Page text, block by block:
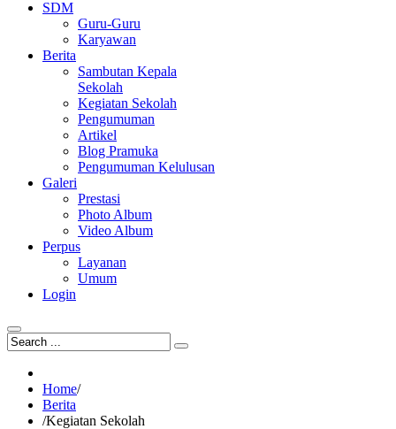
SDM
Guru-Guru
Karyawan
Berita
Sambutan Kepala
Sekolah
Kegiatan Sekolah
Pengumuman
Artikel
Blog Pramuka
Pengumuman Kelulusan
Galeri
Prestasi
Photo Album
Video Album
Perpus
Layanan
Umum
Login
Home/
Berita
/Kegiatan Sekolah